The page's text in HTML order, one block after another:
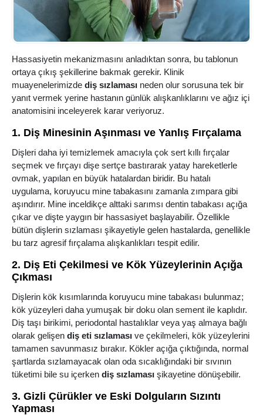
Hassasiyetin mekanizmasını anladıktan sonra, bu tablonun
ortaya çıkış şekillerine bakmak gerekir. Klinik
muayenelerimizde diş sızlaması neden olur sorusuna tek bir
yanıt vermek yerine hastanın günlük alışkanlıklarını ve ağız içi
anatomisini inceleyerek karar veriyoruz.
1. Diş Minesinin Aşınması ve Yanlış Fırçalama
Dişleri daha iyi temizlemek amacıyla çok sert kıllı fırçalar
seçmek ve fırçayı dişe sertçe bastırarak yatay hareketlerle
ovmak, yapılan en büyük hatalardan biridir. Bu hatalı
uygulama, koruyucu mine tabakasını zamanla zımpara gibi
aşındırır. Mine inceldikçe alttaki sarımsı dentin tabakası açığa
çıkar ve dişte yaygın bir hassasiyet başlayabilir. Özellikle
bütün dişlerin sızlaması şikayetiyle gelen hastalarda, genellikle
bu tarz agresif fırçalama alışkanlıkları tespit edilir.
2. Diş Eti Çekilmesi ve Kök Yüzeylerinin Açığa
Çıkması
Dişlerin kök kısımlarında koruyucu mine tabakası bulunmaz;
kök yüzeyleri daha yumuşak bir doku olan sement ile kaplıdır.
Diş taşı birikimi, periodontal hastalıklar veya yaş almaya bağlı
olarak gelişen diş eti sızlaması ve çekilmeleri, kök yüzeylerini
tamamen savunmasız bırakır. Kökler açığa çıktığında, normal
şartlarda sızlamayacak olan oda sıcaklığındaki bir sıvının
tüketimi bile su içerken diş sızlaması şikayetine dönüşebilir.
3. Gizli Çürükler ve Eski Dolguların Sızıntı
Yapması